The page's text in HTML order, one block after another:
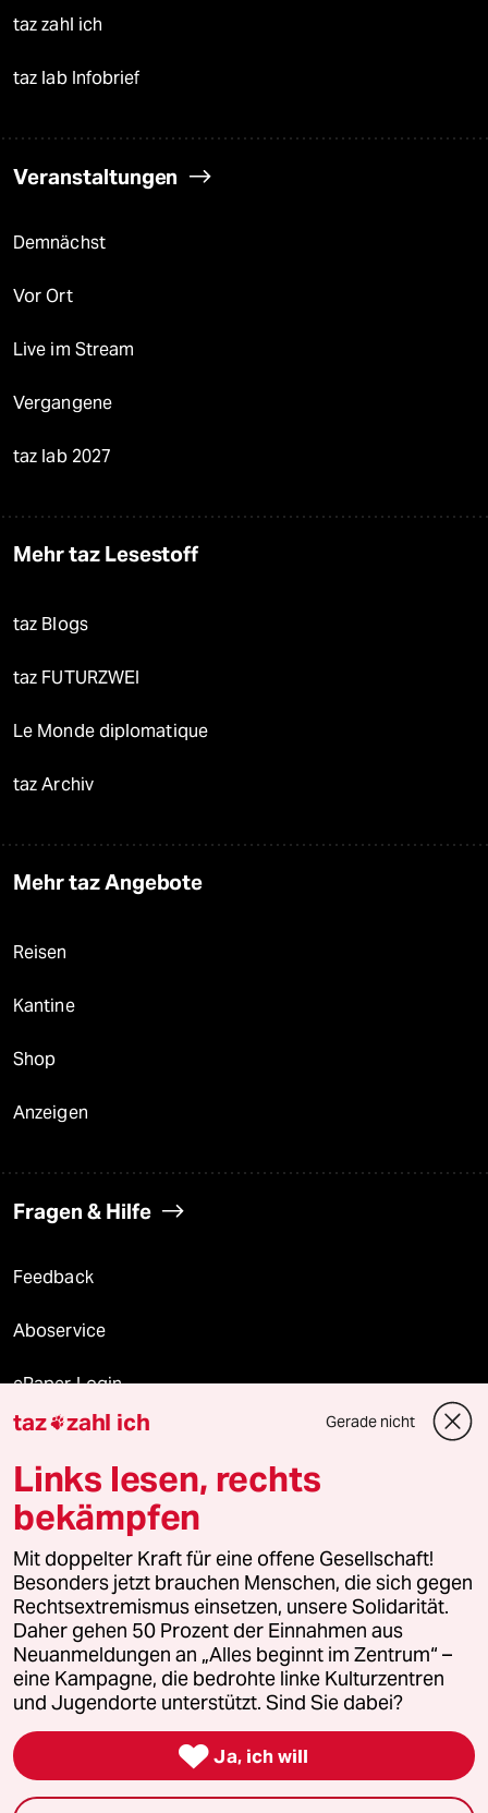
taz zahl ich
taz lab Infobrief
Veranstaltungen
Demnächst
Vor Ort
Live im Stream
Vergangene
taz lab 2027
Mehr taz Lesestoff
taz Blogs
taz FUTURZWEI
Le Monde diplomatique
taz Archiv
Mehr taz Angebote
Reisen
Kantine
Shop
Anzeigen
Fragen & Hilfe
Feedback
Aboservice
ePaper Login
Downloads für Abonnierende
© 2026 taz Verlags und Vertriebs GmbH
Alle Rechte vorbehalten. Bei rechtlichen Fragen oder für Genehmigungen
wenden Sie sich bitte an
lizenzen@taz.de
Feedback Redaktionsstatut Kommune-Richtlinien
Leitlinie Informant Datenschutz Impressum AGB
Seitenwende Einwilligungen widerrufen (Ads)
taz zahl ich Gerade nicht
Links lesen, rechts
bekämpfen
Mit doppelter Kraft für eine offene Gesellschaft!
Besonders jetzt brauchen Menschen, die sich gegen
Rechtsextremismus einsetzen, unsere Solidarität.
Daher gehen 50 Prozent der Einnahmen aus
Neuanmeldungen an „Alles beginnt im Zentrum“ –
eine Kampagne, die bedrohte linke Kulturzentren
und Jugendorte unterstützt. Sind Sie dabei?
 Ja, ich will